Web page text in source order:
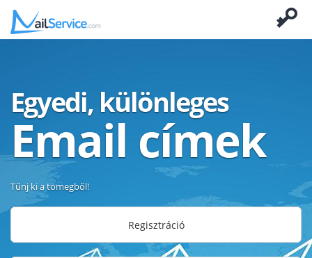
Egyedi, különleges
Email címek
Tűnj ki a tömegből!
Regisztráció